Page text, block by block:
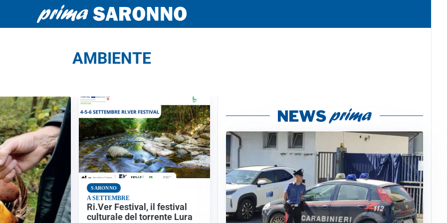
AMBIENTE
SARONNO
A SETTEMBRE
Ri.Ver Festival, il festival
culturale del torrente Lura